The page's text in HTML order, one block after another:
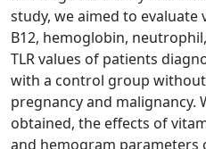
study, we aimed to evaluate
B12, hemoglobin,
TLR values of patients
with a control group
pregnancy and malignancy.
obtained, the effects of
and hemogram parameters